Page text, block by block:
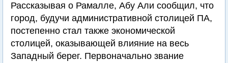
Рассказывая о Рамалле, Абу Али сообщил, что
город, будучи административной столицей ПА,
постепенно стал также экономической
столицей, оказывающей влияние на весь
Западный берег. Первоначально звание